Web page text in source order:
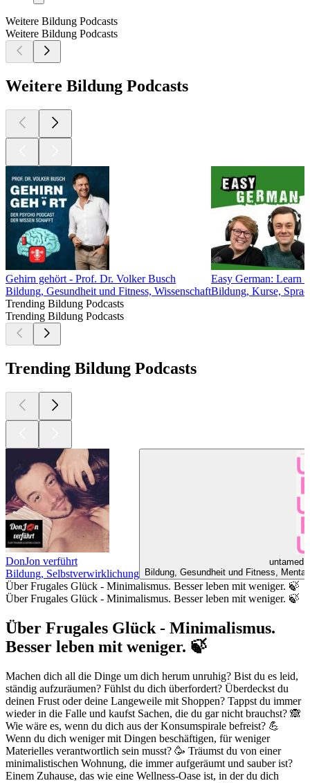
Weitere Bildung Podcasts
Weitere Bildung Podcasts
Weitere Bildung Podcasts
Gehirn gehört - Prof. Dr. Volker Busch
Bildung, Gesundheit und Fitness, Wissenschaft
Easy German: Learn
Bildung, Kurse,
Trending Bildung Podcasts
Trending Bildung Podcasts
Trending Bildung Podcasts
DonJon verführt
Bildung, Selbstverwirklichung
untamed
Bildung, Gesundheit und Fitness,
Über Frugales Glück - Minimalismus. Besser leben mit weniger. 🍃
Über Frugales Glück - Minimalismus. Besser leben mit weniger. 🍃
Über Frugales Glück - Minimalismus.
Besser leben mit weniger. 🍃
Machen dich all die Dinge um dich herum unruhig? Bist du es leid,
ständig aufzuräumen? Fühlst du dich überfordert? Überdeckst du
deinen Frust oder deine Langeweile mit Shoppen? Tappst du immer
wieder in die Falle und kaufst Sachen, die du gar nicht brauchst? 🙈
Wie wäre es, wenn du dich aus der Konsumspirale befreist? 💪
Wenn du dich weniger mit Dingen beschäftigen, für weniger
Materielles verantwortlich sein musst? 🥳 Träumst du von einer
minimalistischen Wohnung, die immer aufgeräumt und sauber ist?
Einem Zuhause, das wie eine Wellness-Oase ist, in der du dich